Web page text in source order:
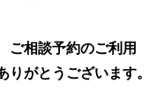
ご相談予約のご利用
りがとうございます。